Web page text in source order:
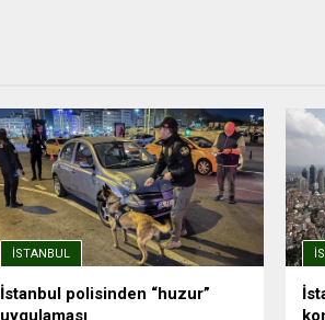
İSTANBUL
İstanbul polisinden “huzur”
uygulaması